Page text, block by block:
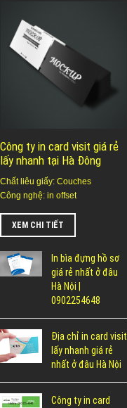
Công ty in card visit giá rẻ
lấy nhanh tại Hà Đông
Chất liêu giấy: Couches
Công nghệ: in offset
XEM CHI TIẾT
In bìa đựng hồ sơ
giá rẻ nhất ở đâu
Hà Nội |
0902254648
Địa chỉ in card visit
lấy nhanh giá rẻ
nhất ở đâu Hà Nội
Công ty in card